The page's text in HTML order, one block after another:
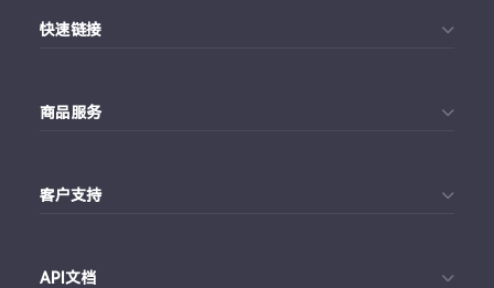
快速链接
订单查询
商品服务
Facebook账号购买
客户支持
API文档